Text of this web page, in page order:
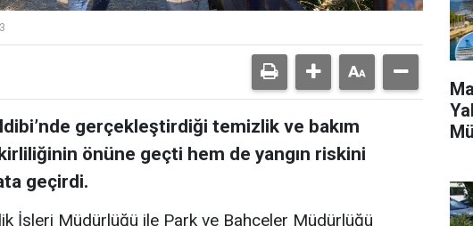
gerçekleştirdiği temizlik ve bakım
önüne geçti hem de yangın riskini
geçirdi.
İşleri Müdürlüğü ile Park ve Bahçeler Müdürlüğü